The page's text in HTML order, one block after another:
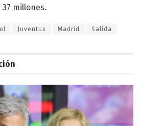
37 millones.
Juventus Madrid Salida